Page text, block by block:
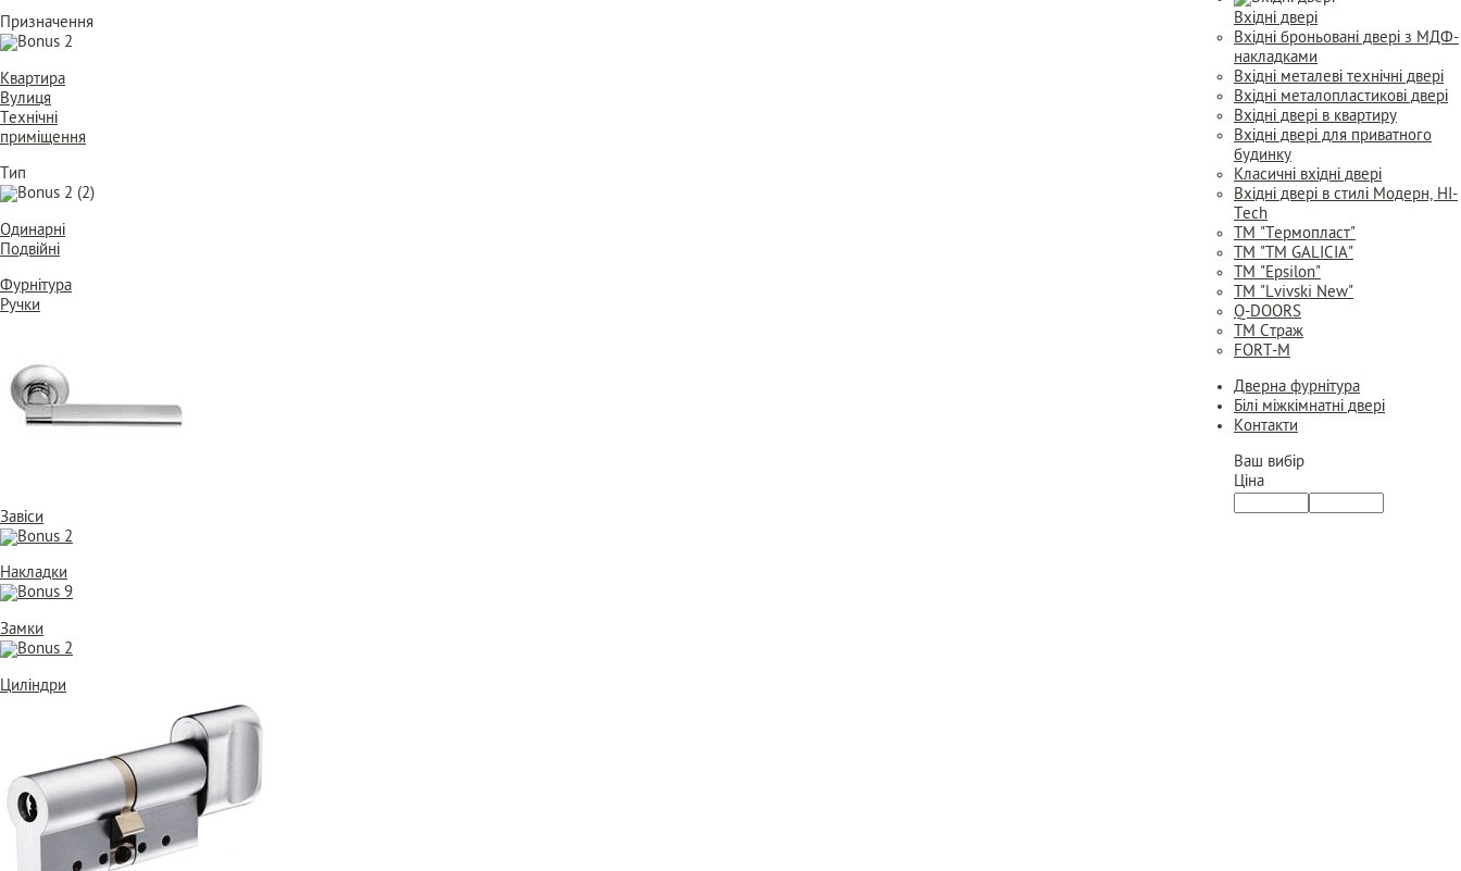
Призначення
Квартира
Вулиця
Технічні
приміщення
Тип
Одинарні
Подвійні
Фурнітура
Ручки
Завіси
Накладки
Замки
Циліндри
Вхідні двері
Вхідні броньовані двері з МДФ-
накладками
Вхідні металеві технічні двері
Вхідні металопластикові двері
Вхідні двері в квартиру
Вхідні двері для приватного
будинку
Класичні вхідні двері
Вхідні двері в стилі Модерн, HI-
Tech
TM "Термопласт"
TM "ТМ GALICIA"
ТМ "Epsilon"
ТМ "Lvivski New"
Q-DOORS
ТМ Страж
FORT-M
Дверна фурнітура
Білі міжкімнатні двері
Контакти
Ваш вибір
Ціна